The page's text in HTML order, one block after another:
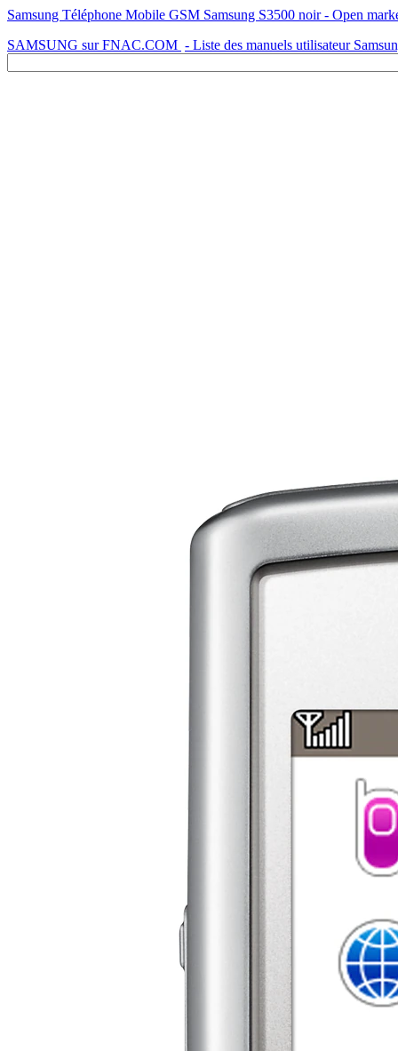
Samsung Téléphone Mobile GSM Samsung S3500 noir - Open
SAMSUNG sur FNAC.COM - Liste des manuels utilisateur